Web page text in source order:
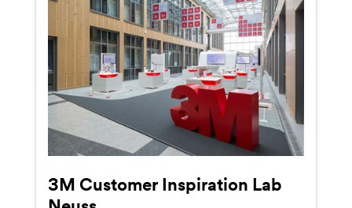
3M Customer Inspiration Lab